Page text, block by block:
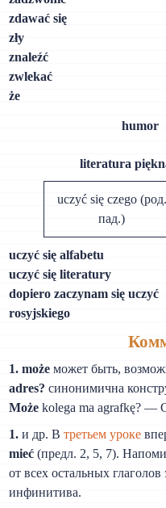
zdawać się
zły
znaleźć
zwlekać
że
humor
literatura
uczyć się czego (род.
пад.)
uczyć się alfabetu
uczyć się literatury
dopiero zaczynam się uczyć
rosyjskiego
1. może может быть,
adres? синонимична
Może kolega ma agrafkę? —
1. и др. Втретьем уроке
mieć (предл. 2, 5, 7).
от всех остальных
инфинитива.